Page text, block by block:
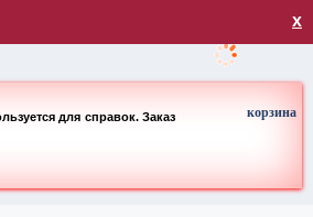
х
для справок. Заказ
корзина